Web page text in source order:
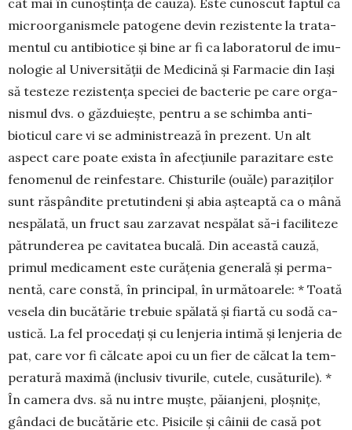
micro­orga­nismele pa­to­ge­ne devin rezistente la trata­
mentul cu antibiotice și bine ar fi ca laboratorul de imu­
nologie al Uni­versi­tății de Me­dicină și Far­macie din Iași
să testeze rezistența speciei de bacterie pe care orga­
nis­­mul dvs. o găzduiește, pentru a se schimba anti­
bioticul care vi se ad­ministrează în pre­­zent. Un alt
aspect care poate exista în afec­țiu­nile pa­razitare este
fenome­nul de reinfestare. Chisturile (ouăle) paraziți­lor
sunt răspândite pre­tu­tindeni și abia așteaptă ca o mână
nespălată, un fruct sau zarzavat nespălat să-i fa­ciliteze
pă­trunderea pe cavitatea bu­ca­lă. Din această cauză,
primul medica­ment este curățenia generală și per­ma­
nentă, care constă, în principal, în ur­mă­­toarele: * Toată
vesela din bucă­tă­rie tre­buie spă­la­tă și fiartă cu so­dă ca­
ustică. La fel pro­cedați și cu lenjeria intimă și len­jeria de
pat, care vor fi căl­cate apoi cu un fier de călcat la tem­
pe­ratură ma­ximă (inclusiv tivurile, cu­tele, cu­să­tu­rile). *
În camera dvs. să nu intre muș­te, pă­ian­jeni, ploș­nițe,
gân­daci de bu­că­tărie etc. Pisicile și câi­nii de casă pot